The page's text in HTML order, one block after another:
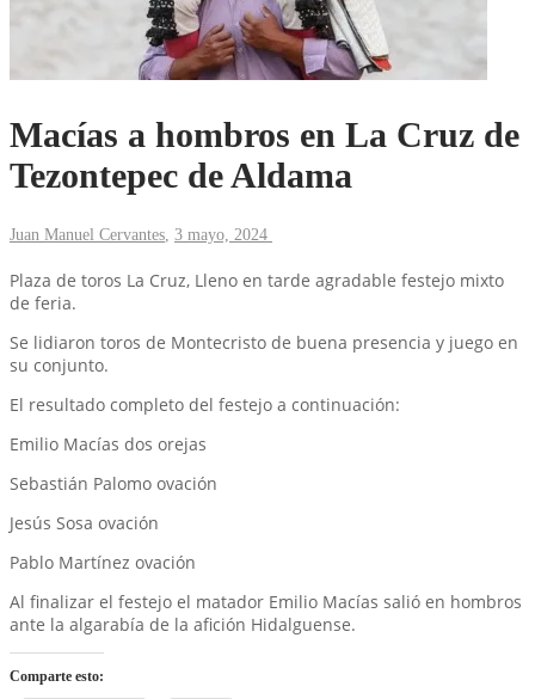
Macías a hombros en La Cruz de
Tezontepec de Aldama
Juan Manuel Cervantes, 3 mayo, 2024
Plaza de toros La Cruz, Lleno en tarde agradable festejo mixto
de feria.
Se lidiaron toros de Montecristo de buena presencia y juego en
su conjunto.
El resultado completo del festejo a continuación:
Emilio Macías dos orejas
Sebastián Palomo ovación
Jesús Sosa ovación
Pablo Martínez ovación
Al finalizar el festejo el matador Emilio Macías salió en hombros
ante la algarabía de la afición Hidalguense.
Comparte esto: